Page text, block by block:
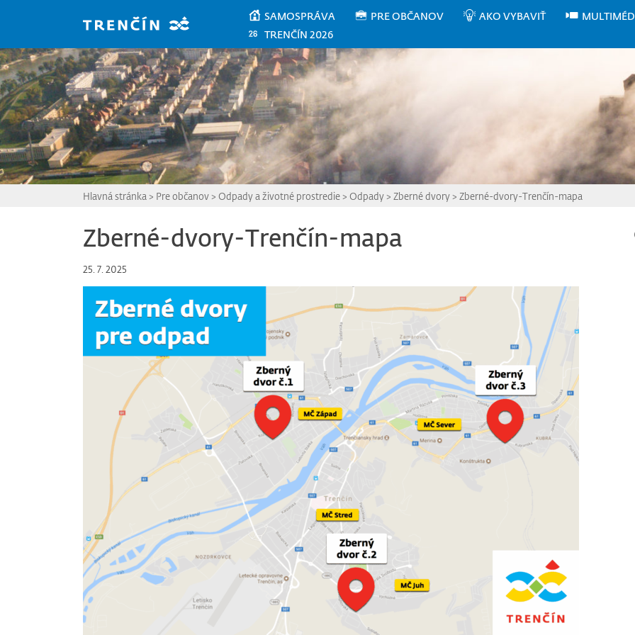
SAMOSPRÁVA PRE OBČANOV AKO VYBAVIŤ
TRENČÍN 2026
Hlavná stránka > Pre občanov> Odpady a životné prostredie> Odpady> Zberné dvory> Zberné-dvory-Trenčín-mapa
Zberné-dvory-Trenčín-mapa
25. 7. 2025